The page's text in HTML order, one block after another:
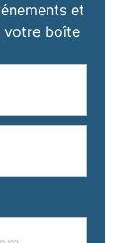
et
votre boîte